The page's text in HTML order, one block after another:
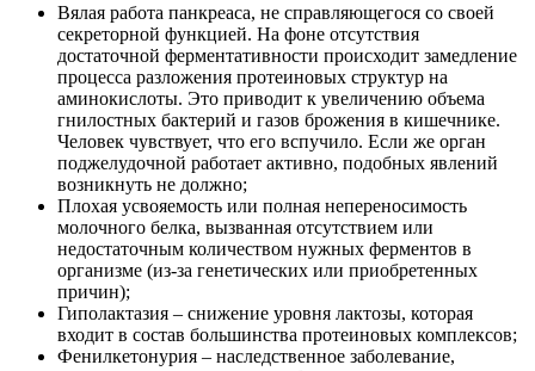
Вялая работа панкреаса, не справляющегося со своей
секреторной функцией. На фоне отсутствия
достаточной ферментативности происходит замедление
процесса разложения протеиновых структур на
аминокислоты. Это приводит к увеличению объема
гнилостных бактерий и газов брожения в кишечнике.
Человек чувствует, что его вспучило. Если же орган
поджелудочной работает активно, подобных явлений
возникнуть не должно;
Плохая усвояемость или полная непереносимость
молочного белка, вызванная отсутствием или
недостаточным количеством нужных ферментов в
организме (из-за генетических или приобретенных
причин);
Гиполактазия – снижение уровня лактозы, которая
входит в состав большинства протеиновых комплексов;
Фенилкетонурия – наследственное заболевание,